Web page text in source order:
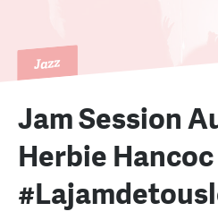
Jazz
Jam Session
Herbie Hancoc